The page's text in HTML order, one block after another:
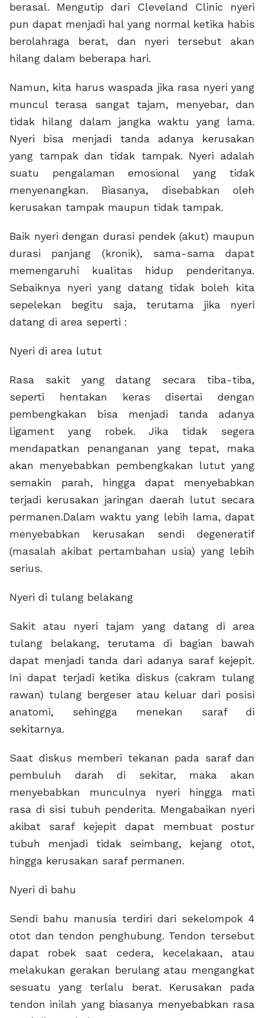
berasal. Mengutip dari Cleveland Clinic nyeri
pun dapat menjadi hal yang normal ketika habis
berolahraga berat, dan nyeri tersebut akan
hilang dalam beberapa hari.
Namun, kita harus waspada jika rasa nyeri yang
muncul terasa sangat tajam, menyebar, dan
tidak hilang dalam jangka waktu yang lama.
Nyeri bisa menjadi tanda adanya kerusakan
yang tampak dan tidak tampak. Nyeri adalah
suatu pengalaman emosional yang tidak
menyenangkan. Biasanya, disebabkan oleh
kerusakan tampak maupun tidak tampak.
Baik nyeri dengan durasi pendek (akut) maupun
durasi panjang (kronik), sama-sama dapat
memengaruhi kualitas hidup penderitanya.
Sebaiknya nyeri yang datang tidak boleh kita
sepelekan begitu saja, terutama jika nyeri
datang di area seperti :
Nyeri di area lutut
Rasa sakit yang datang secara tiba-tiba,
seperti hentakan keras disertai dengan
pembengkakan bisa menjadi tanda adanya
ligament yang robek. Jika tidak segera
mendapatkan penanganan yang tepat, maka
akan menyebabkan pembengkakan lutut yang
semakin parah, hingga dapat menyebabkan
terjadi kerusakan jaringan daerah lutut secara
permanen.Dalam waktu yang lebih lama, dapat
menyebabkan kerusakan sendi degeneratif
(masalah akibat pertambahan usia) yang lebih
serius.
Nyeri di tulang belakang
Sakit atau nyeri tajam yang datang di area
tulang belakang, terutama di bagian bawah
dapat menjadi tanda dari adanya saraf kejepit.
Ini dapat terjadi ketika diskus (cakram tulang
rawan) tulang bergeser atau keluar dari posisi
anatomi, sehingga menekan saraf di
sekitarnya.
Saat diskus memberi tekanan pada saraf dan
pembuluh darah di sekitar, maka akan
menyebabkan munculnya nyeri hingga mati
rasa di sisi tubuh penderita. Mengabaikan nyeri
akibat saraf kejepit dapat membuat postur
tubuh menjadi tidak seimbang, kejang otot,
hingga kerusakan saraf permanen.
Nyeri di bahu
Sendi bahu manusia terdiri dari sekelompok 4
otot dan tendon penghubung. Tendon tersebut
dapat robek saat cedera, kecelakaan, atau
melakukan gerakan berulang atau mengangkat
sesuatu yang terlalu berat. Kerusakan pada
tendon inilah yang biasanya menyebabkan rasa